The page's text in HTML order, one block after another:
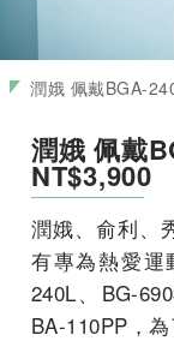
潤娥 佩戴BGA-
潤娥 佩戴
NT$3,900
潤娥、俞利、
有專為熱愛運
240L、BG-
BA-110PP，